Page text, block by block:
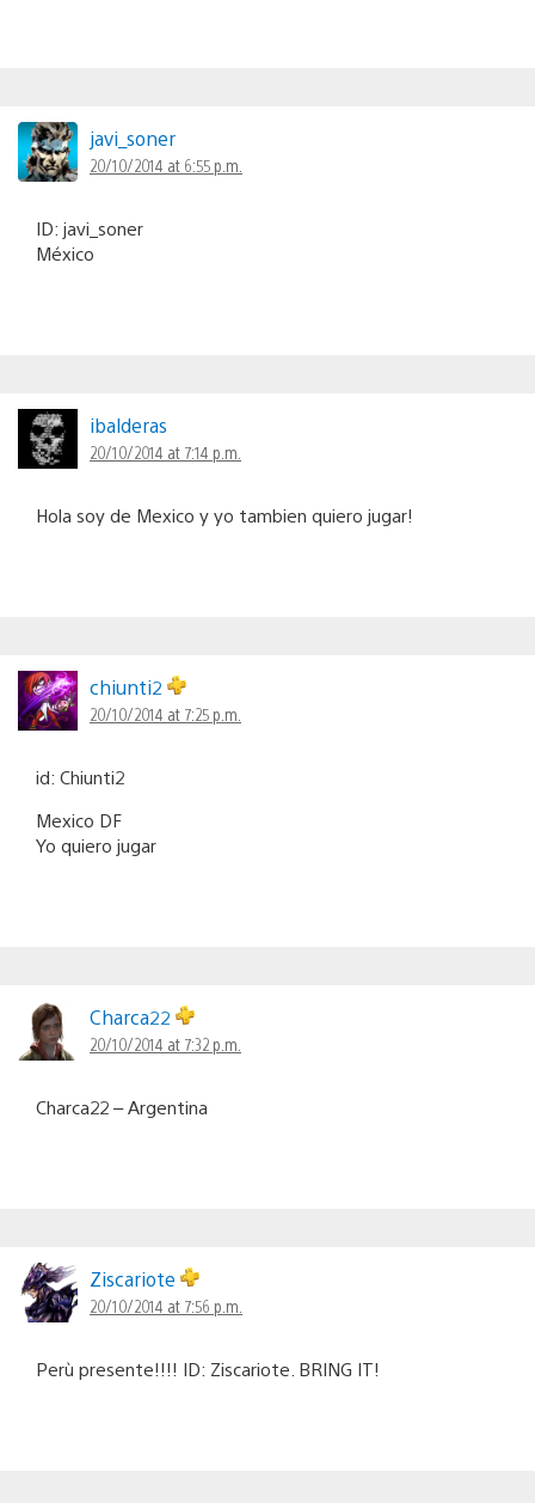
javi_soner
20/10/2014 at 6:55 p.m.
ID: javi_soner
México
ibalderas
20/10/2014 at 7:14 p.m.
Hola soy de Mexico y yo tambien quiero jugar!
chiunti2
20/10/2014 at 7:25 p.m.
id: Chiunti2
Mexico DF
Yo quiero jugar
Charca22
20/10/2014 at 7:32 p.m.
Charca22 – Argentina
Ziscariote
20/10/2014 at 7:56 p.m.
Perù presente!!!! ID: Ziscariote. BRING IT!